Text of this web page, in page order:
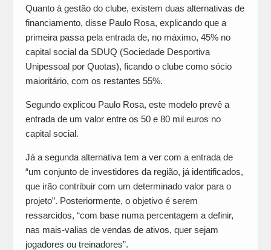
Quanto à gestão do clube, existem duas alternativas de
financiamento, disse Paulo Rosa, explicando que a
primeira passa pela entrada de, no máximo, 45% no
capital social da SDUQ (Sociedade Desportiva
Unipessoal por Quotas), ficando o clube como sócio
maioritário, com os restantes 55%.
Segundo explicou Paulo Rosa, este modelo prevê a
entrada de um valor entre os 50 e 80 mil euros no
capital social.
Já a segunda alternativa tem a ver com a entrada de
“um conjunto de investidores da região, já identificados,
que irão contribuir com um determinado valor para o
projeto”. Posteriormente, o objetivo é serem
ressarcidos, “com base numa percentagem a definir,
nas mais-valias de vendas de ativos, quer sejam
jogadores ou treinadores”.